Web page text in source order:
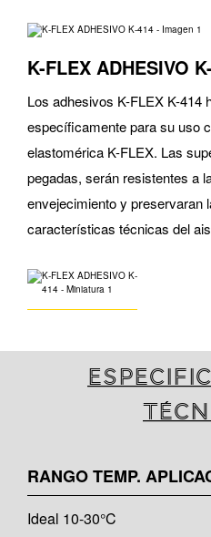
K-FLEX ADHESIVO
Los adhesivos K-FLEX K-414
específicamente para su uso
elastomérica K-FLEX. Las
pegadas, serán resistentes a
envejecimiento y preservaran
características técnicas del
RANGO TEMP.
Ideal 10-30°C